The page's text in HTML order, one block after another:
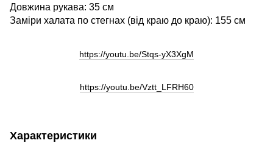
Довжина рукава: 35 см
Заміри халата по стегнах (від краю до краю): 155 см
https://youtu.be/Stqs-yX3XgM
https://youtu.be/Vztt_LFRH60
Характеристики